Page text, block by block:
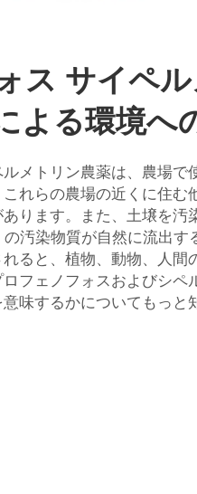
ス サイペル
よる環境へ
メトリン農薬は、農場で
れらの農場の近くに住む
ります。また、土壌を汚
汚染物質が自然に流出す
ると、植物、動物、人間
フェノフォスおよびシペ
味するかについてもっと